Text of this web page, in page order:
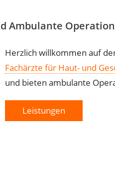
Ambulante
Herzlich willkommen auf
Fachärzte für Haut- und
und bieten ambulante
Leistungen